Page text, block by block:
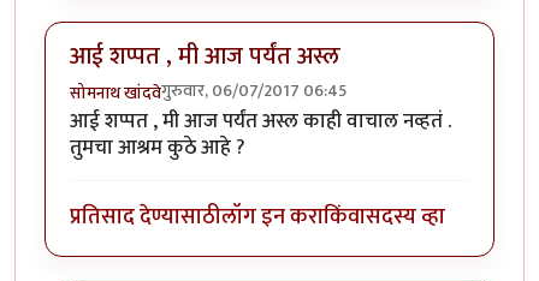
आई शप्पत , मी आज पर्यंत अस्ल
सोमनाथ खांदवेगुरुवार, 06/07/2017 06:45
आई शप्पत , मी आज पर्यंत अस्ल काही वाचाल नव्हतं .
तुमचा आश्रम कुठे आहे ?
प्रतिसाद देण्यासाठीलॉग इन कराकिंवासदस्य व्हा